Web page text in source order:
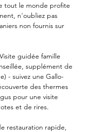
tout le monde profite
n'oubliez pas
non fournis sur
guidée famille
supplément de
- suivez une Gallo-
des thermes
pour une visite
et de rires.
restauration rapide,